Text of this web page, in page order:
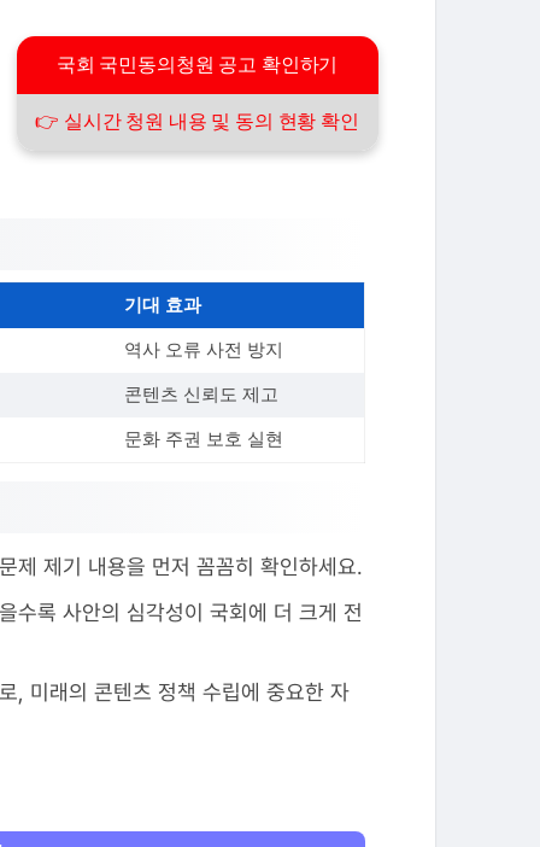
기대 효과
역사 오류 사전 방지
콘텐츠 신뢰도 제고
문화 주권 보호 실현
제 제기 내용을 먼저 꼼꼼히 확인하세요.
수록 사안의 심각성이 국회에 더 크게 전
, 미래의 콘텐츠 정책 수립에 중요한 자
국회 국민동의청원 공고 확인하기
👉 실시간 청원 내용 및 동의 현황 확인